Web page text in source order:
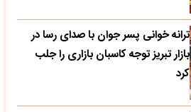
ترانه خوانی پسر جوان با صدای رسا در
بازار تبریز توجه کاسبان بازاری را جلب
کرد